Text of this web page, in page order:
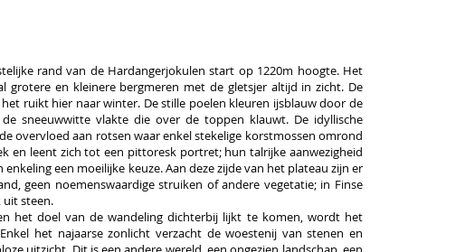
rand van de Hardangerjokulen start op 1220m hoogte. Het
grotere en kleinere bergmeren met de gletsjer altijd in zicht. De
ruikt hier naar winter. De stille poelen kleuren ijsblauw door de
sneeuwwitte vlakte die over de toppen klauwt. De idyllische
overvloed aan rotsen waar enkel stekelige korstmossen omrond
en leent zich tot een pittoresk portret; hun talrijke aanwezigheid
een moeilijke keuze. Aan deze zijde van het plateau zijn er
geen noemenswaardige struiken of andere vegetatie; in Finse
uit steen.
het doel van de wandeling dichterbij lijkt te komen, wordt het
het najaarse zonlicht verzacht de woestenij van stenen en